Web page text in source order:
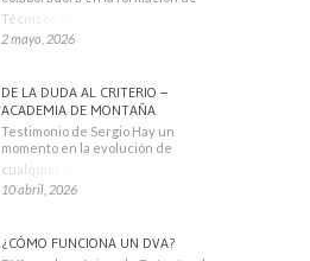
Técnicos Deportivos
2 mayo, 2026
DE LA DUDA AL CRITERIO –
ACADEMIA DE MONTAÑA
Testimonio de Sergio Hay un
momento en la evolución de
cualquier montañero
10 abril, 2026
¿CÓMO FUNCIONA UN DVA?